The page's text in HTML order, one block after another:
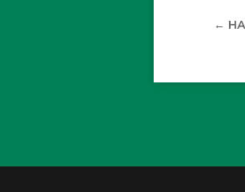
←